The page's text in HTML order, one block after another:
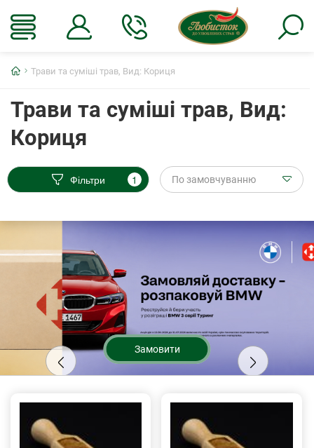
Головна
Трави та суміші трав, Вид: Кориця
Трави та суміші трав, Вид:
Кориця
Фільтри 1 По замовчуванню
Замовити